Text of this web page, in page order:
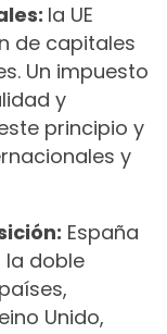
la UE
de capitales
Un impuesto
y
principio y
y
España
la doble
Unido,